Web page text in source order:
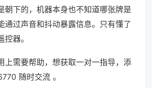
朝下的，机器本身也不知道哪张牌是
通过声音和抖动暴露信息。只有懂了
器。
上需要帮助，想获取一对一指导，添
随时交流 。